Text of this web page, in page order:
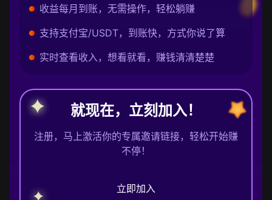
收益每月到账，无需操作，轻松躺赚
支持支付宝/USDT，到账快，方式你说了算
实时查看收入，想看就看，赚钱清清楚楚
就现在，立刻加入！
注册，马上激活你的专属邀请链接，轻松开始赚
不停！
立即加入